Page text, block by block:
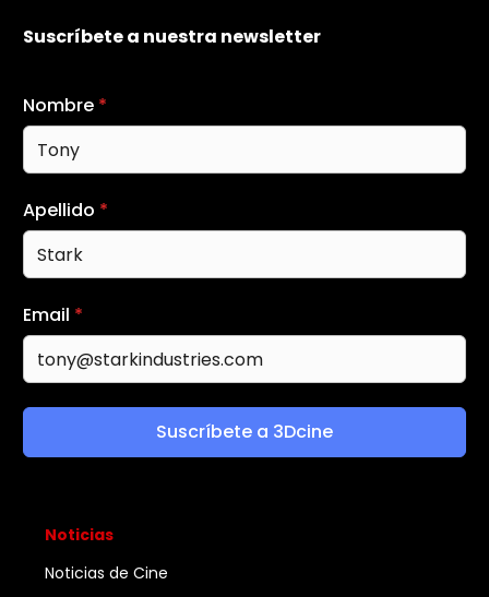
Suscríbete a nuestra newsletter
Nombre *
Apellido *
Email *
Suscríbete a 3Dcine
Noticias
Noticias de Cine